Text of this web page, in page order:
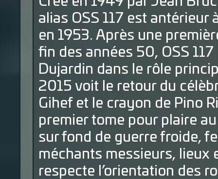
alias OSS 117 est
en 1953. Après une
fin des années 50, OSS
Dujardin dans le rôle
2015 voit le retour du
Gihef et le crayon de Pino
premier tome pour plaire
sur fond de guerre froide,
méchants messieurs, lieux
respecte l’orientation des